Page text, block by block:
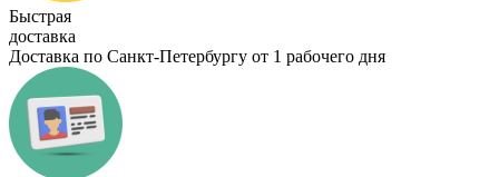
Быстрая
доставка
Доставка по Санкт-Петербургу от 1 рабочего дня